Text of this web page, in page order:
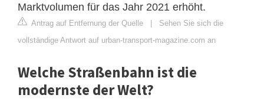
Marktvolumen für das Jahr 2021 erhöht.
Antrag auf Entfernung der Quelle | Sehen Sie sich die
vollständige Antwort auf urban-transport-magazine.com an
Welche Straßenbahn ist die
modernste der Welt?